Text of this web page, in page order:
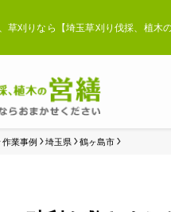
草刈りなら【埼玉草刈り伐採、植
作業事例 埼玉県 鶴ヶ島市